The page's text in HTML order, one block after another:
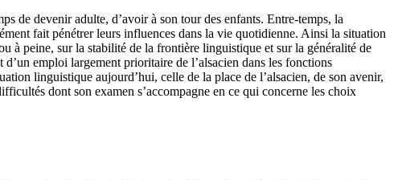
de devenir adulte, d’avoir à son tour des enfants. Entre-temps, la
fait pénétrer leurs influences dans la vie quotidienne. Ainsi la situation
à peine, sur la stabilité de la frontière linguistique et sur la généralité de
emploi largement prioritaire de l’alsacien dans les fonctions
linguistique aujourd’hui, celle de la place de l’alsacien, de son avenir,
dont son examen s’accompagne en ce qui concerne les choix